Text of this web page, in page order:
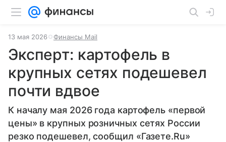
13 мая 2026 Финансы Mail
Эксперт: картофель в
крупных сетях подешевел
почти вдвое
К началу мая 2026 года картофель «первой
цены» в крупных розничных сетях России
резко подешевел, сообщил «Газете.Ru»